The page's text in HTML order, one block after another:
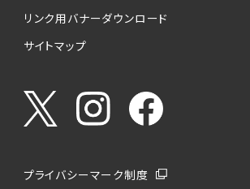
リンク用バナーダウンロード
サイトマップ
プライバシーマーク制度